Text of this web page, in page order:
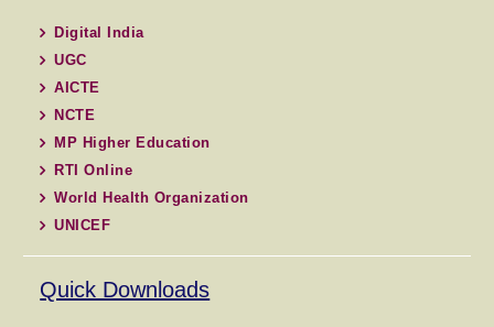
Digital India
UGC
AICTE
NCTE
MP Higher Education
RTI Online
World Health Organization
UNICEF
Quick Downloads